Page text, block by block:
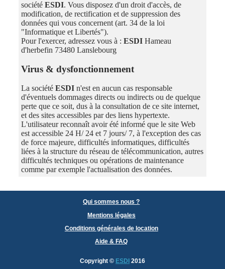
sociétéESDI. Vous disposez d'un droit d'accès, de
modification, de rectification et de suppression des
données qui vous concernent (art. 34 de la loi
"Informatique et Libertés").
Pour l'exercer, adressez vous à :ESDI Hameau
d'herbefin 73480 Lanslebourg
Virus & dysfonctionnement
La sociétéESDI n'est en aucun cas responsable
d'éventuels dommages directs ou indirects ou de quelque
perte que ce soit, dus à la consultation de ce site internet,
et des sites accessibles par des liens hypertexte.
L'utilisateur reconnaît avoir été informé que le site Web
est accessible 24 H/ 24 et 7 jours/ 7, à l'exception des cas
de force majeure, difficultés informatiques, difficultés
liées à la structure du réseau de télécommunication, autres
difficultés techniques ou opérations de maintenance
comme par exemple l'actualisation des données.
Qui sommes nous ?
Mentions légales
Conditions générales de location
Aide & FAQ
Copyright © ESDI 2016